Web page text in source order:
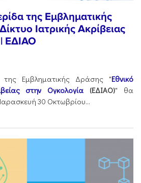
της Εμβληματικής
Ιατρικής Ακρίβειας
ΕΔΙΑΟ
της Εμβληματικής Δράσης "Εθνικό
στην Ογκολογία (ΕΔΙΑΟ)" θα
30 Οκτωβρίου...